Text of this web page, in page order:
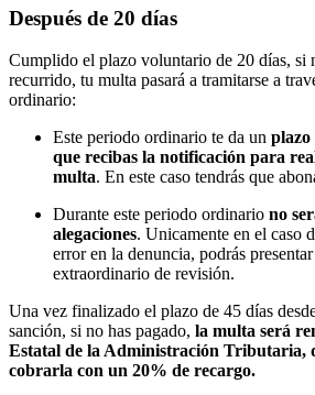
Después de 20 días
Cumplido el plazo voluntario de 20 días, si
recurrido, tu multa pasará a tramitarse a
ordinario:
Este periodo ordinario te da un plazo
que recibas la notificación para
multa. En este caso tendrás que
Durante este periodo ordinario no
alegaciones. Unicamente en el caso
error en la denuncia, podrás
extraordinario de revisión.
Una vez finalizado el plazo de 45 días
sanción, si no has pagado, la multa será
Estatal de la Administración Tributaria,
cobrarla con un 20% de recargo.